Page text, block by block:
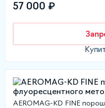
57 000 ₽
AEROMAG-KD FINE